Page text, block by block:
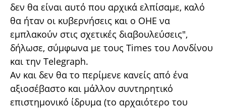
δεν θα είναι αυτό που αρχικά ελπίσαμε, καλό
θα ήταν οι κυβερνήσεις και ο ΟΗΕ να
εμπλακούν στις σχετικές διαβουλεύσεις",
δήλωσε, σύμφωνα με τους Times του Λονδίνου
και την Telegraph.
Αν και δεν θα το περίμενε κανείς από ένα
αξιοσέβαστο και μάλλον συντηρητικό
επιστημονικό ίδρυμα (το αρχαιότερο του